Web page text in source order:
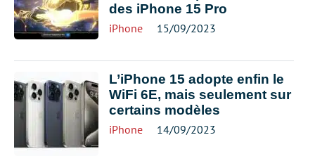
des iPhone 15 Pro
iPhone 15/09/2023
L’iPhone 15 adopte enfin le
WiFi 6E, mais seulement sur
certains modèles
iPhone 14/09/2023